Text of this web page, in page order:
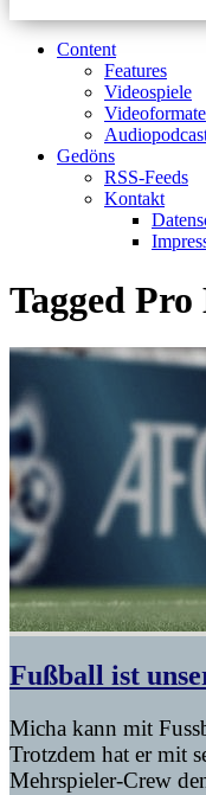
Content
Features
Videospiele
Videoformate
Gedöns
RSS-Feeds
Kontakt
Tagged Pro
Fußball ist
Micha kann mit
Trotzdem hat er mit
Mehrspieler-Crew